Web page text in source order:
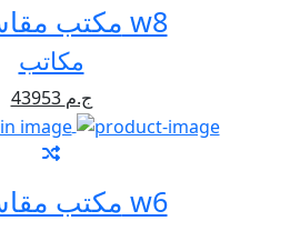
مكتب مقاس 2م w8
مكاتب
43953 ج.م
مكتب مقاس 2م w6